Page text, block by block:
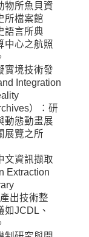
物所魚貝資
所檔案館
語言所典
中心之航照
實境技術發
Integration
）：研
動態動畫展
展覽之所
文資訊擷取
Extraction
出技術整
如JCDL、